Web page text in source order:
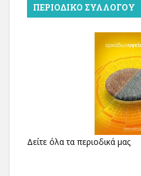
ΠΕΡΙΟΔΙΚΌ ΣΥΛΛΌΓΟΥ
Δείτε όλα τα περιοδικά μας